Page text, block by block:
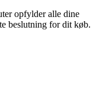
opfylder alle dine
beslutning for dit køb.